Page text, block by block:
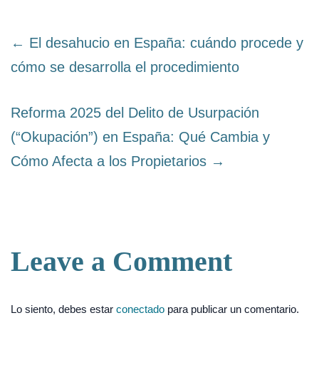
← El desahucio en España: cuándo procede y
cómo se desarrolla el procedimiento
Reforma 2025 del Delito de Usurpación
(“Okupación”) en España: Qué Cambia y
Cómo Afecta a los Propietarios →
Leave a Comment
Lo siento, debes estar conectado para publicar un comentario.